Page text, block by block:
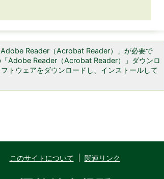
Reader（Acrobat Reader）」が必要で
Adobe Reader（Acrobat Reader）」ダウンロ
トウェアをダウンロードし、インストールして
このサイトについて 関連リンク